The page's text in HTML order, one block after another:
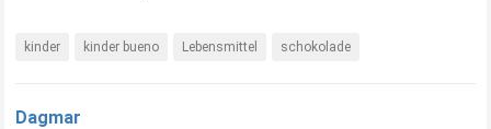
kinder kinder bueno Lebensmittel schokolade
Dagmar